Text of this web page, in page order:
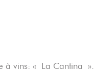
à vins: « La Cantina ».